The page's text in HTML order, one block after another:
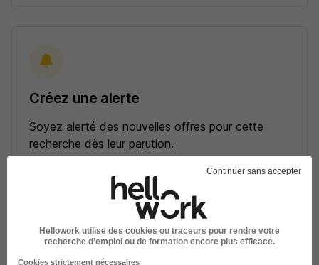
Créez une alerte
Soyez alerté des nouvelles offres pour cette
recherche dès leur parution.
Créer mon alerte
En cliquant sur "Créer mon alerte", vous acceptez les
CGU et déclarez avoir pris connaissance de la
politique de protection des données du site
Continuer sans accepter
Hellowork utilise des cookies ou traceurs pour rendre votre
recherche d’emploi ou de formation encore plus efficace.
Cookies strictement nécessaires